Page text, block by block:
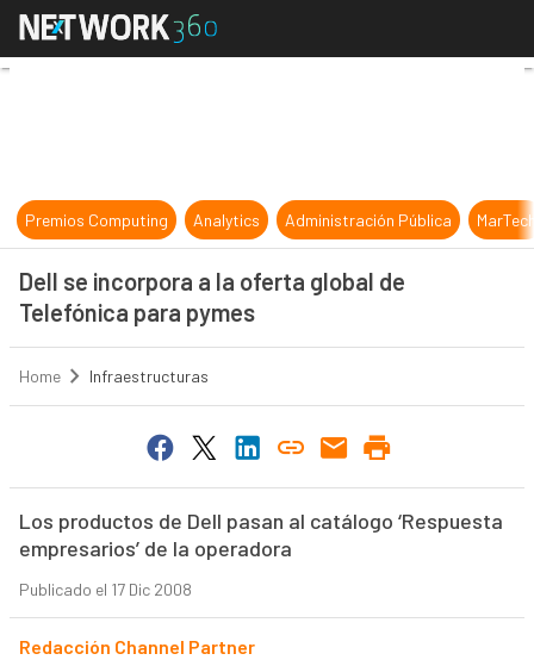
Dell se incorpora a la oferta global
Premios Computing Analytics Administración Pública
Dell se incorpora a la oferta global de
Telefónica para pymes
Home Infraestructuras
Los productos de Dell pasan al catálogo ‘Respuesta
empresarios’ de la operadora
Publicado el 17 Dic 2008
Redacción Channel Partner